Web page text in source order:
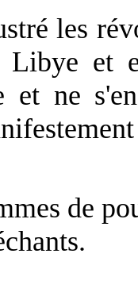
les
Libye et
et ne
de